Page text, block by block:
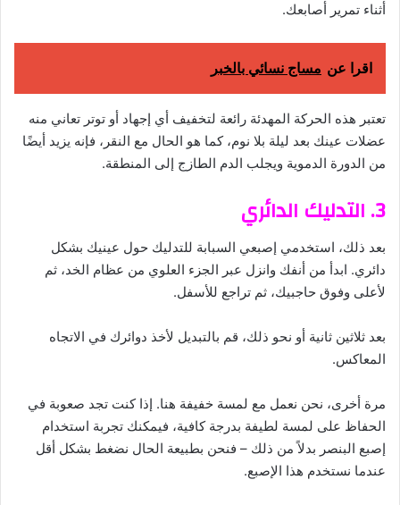
أثناء تمرير أصابعك.
اقرا عن مساج نسائي بالخبر
تعتبر هذه الحركة المهدئة رائعة لتخفيف أي إجهاد أو توتر تعاني منه
عضلات عينك بعد ليلة بلا نوم، كما هو الحال مع النقر، فإنه يزيد أيضًا
من الدورة الدموية ويجلب الدم الطازج إلى المنطقة.
3. التدليك الدائري
بعد ذلك، استخدمي إصبعي السبابة للتدليك حول عينيك بشكل
دائري. ابدأ من أنفك وانزل عبر الجزء العلوي من عظام الخد، ثم
لأعلى وفوق حاجبيك، ثم تراجع للأسفل.
بعد ثلاثين ثانية أو نحو ذلك، قم بالتبديل لأخذ دوائرك في الاتجاه
المعاكس.
مرة أخرى، نحن نعمل مع لمسة خفيفة هنا. إذا كنت تجد صعوبة في
الحفاظ على لمسة لطيفة بدرجة كافية، فيمكنك تجربة استخدام
إصبع البنصر بدلاً من ذلك – فنحن بطبيعة الحال نضغط بشكل أقل
عندما نستخدم هذا الإصبع.